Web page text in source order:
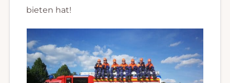
bieten hat!